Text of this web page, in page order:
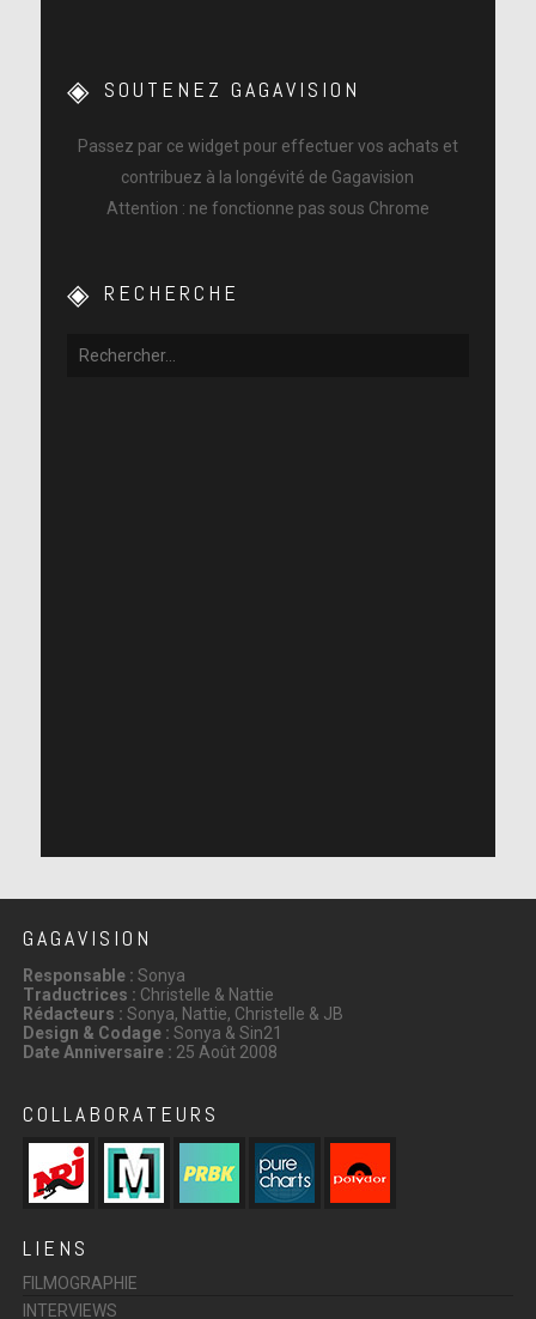
SOUTENEZ GAGAVISION
Passez par ce widget pour effectuer vos achats et
contribuez à la longévité de Gagavision
Attention : ne fonctionne pas sous Chrome
RECHERCHE
GAGAVISION
Responsable : Sonya
Traductrices : Christelle & Nattie
Rédacteurs : Sonya, Nattie, Christelle & JB
Design & Codage : Sonya & Sin21
Date Anniversaire : 25 Août 2008
COLLABORATEURS
LIENS
FILMOGRAPHIE
INTERVIEWS